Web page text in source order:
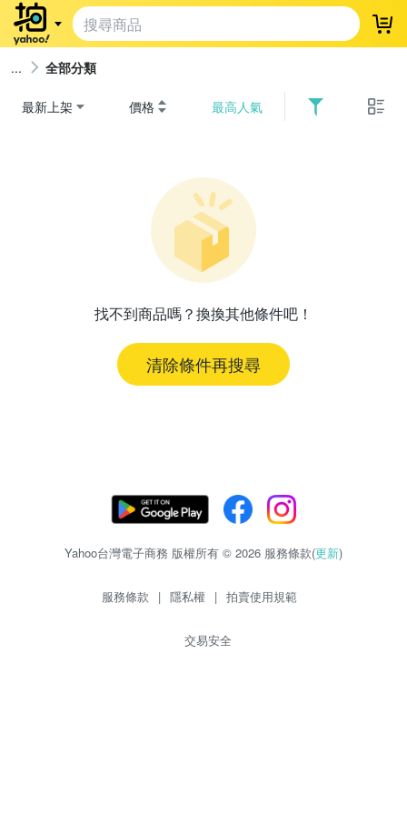
登
全部分類
最新上架 價格 最高人氣
找不到商品嗎？換換其他條件吧！
清除條件再搜尋
Yahoo台灣電子商務 版權所有 © 2026 服務條款(更新)
服務條款 | 隱私權 | 拍賣使用規範
交易安全